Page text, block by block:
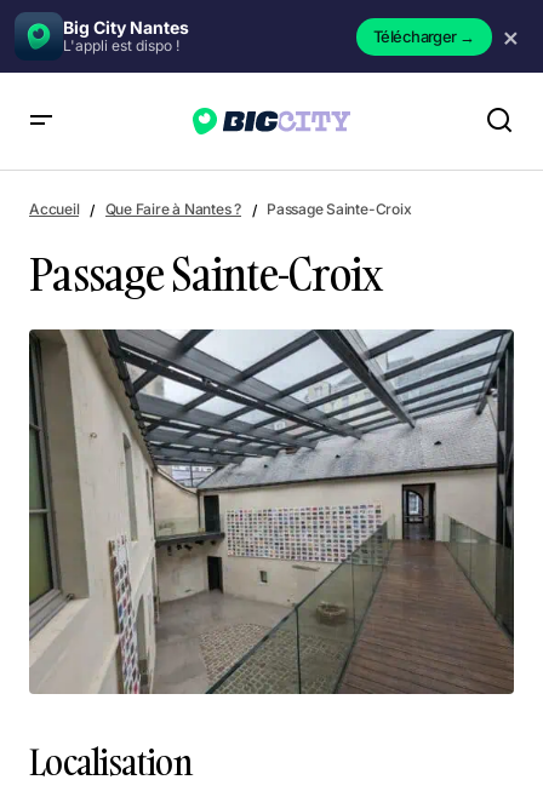
Big City Nantes
L'appli est dispo ! Télécharger→ ×
Accueil Que Faire à Nantes ? Passage Sainte-Croix
Passage Sainte-Croix
Localisation